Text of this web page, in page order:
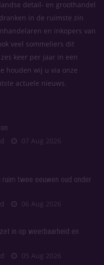
detail- en groothandel
in de ruimste zin
en inkopers van
veel sommeliers dit
keer per jaar in een
houden wij u via onze
actuele nieuws.
07 Aug 2026
ruim twee eeuwen oud onder
06 Aug 2026
in op weerbaarheid en
05 Aug 2026